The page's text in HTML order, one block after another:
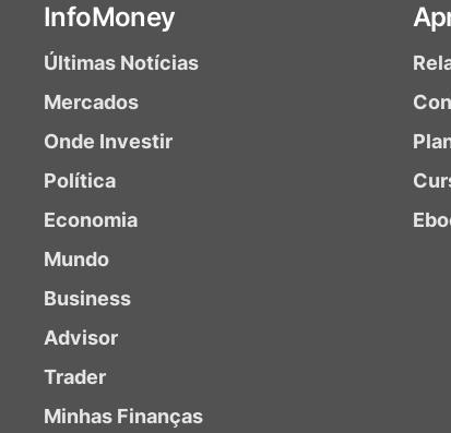
InfoMoney
Últimas Notícias
Mercados
Onde Investir
Política
Economia
Mundo
Business
Advisor
Trader
Minhas Finanças